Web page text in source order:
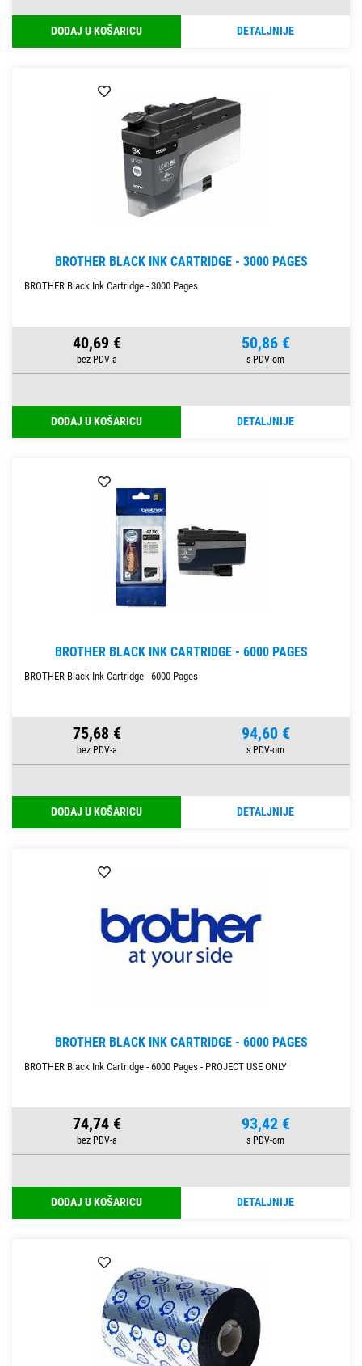
DODAJ U KOŠARICU DETALJNIJE
BROTHER BLACK INK CARTRIDGE - 3000 PAGES
BROTHER Black Ink Cartridge - 3000 Pages
40,69 € 50,86 €
DODAJ U KOŠARICU DETALJNIJE
BROTHER BLACK INK CARTRIDGE - 6000 PAGES
BROTHER Black Ink Cartridge - 6000 Pages
75,68 € 94,60 €
DODAJ U KOŠARICU DETALJNIJE
BROTHER BLACK INK CARTRIDGE - 6000 PAGES
BROTHER Black Ink Cartridge - 6000 Pages - PROJECT USE ONLY
74,74 € 93,42 €
DODAJ U KOŠARICU DETALJNIJE